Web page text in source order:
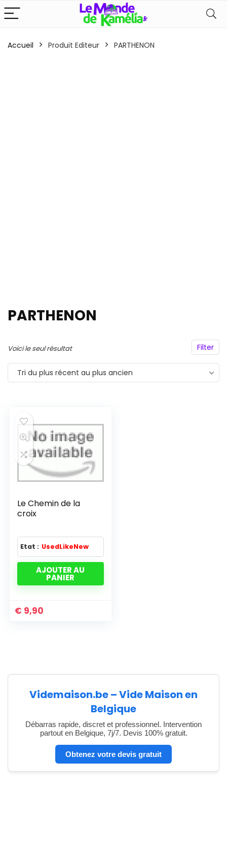
Accueil Produit Editeur PARTHENON
PARTHENON
Filter
Voici le seul résultat
Tri du plus récent au plus ancien
Le Chemin de la
croix
Etat : UsedLikeNew
AJOUTER AU
PANIER
€ 9,90
Videmaison.be – Vide Maison en
Belgique
Débarras rapide, discret et professionnel. Intervention
partout en Belgique, 7j/7. Devis 100% gratuit.
Obtenez votre devis gratuit